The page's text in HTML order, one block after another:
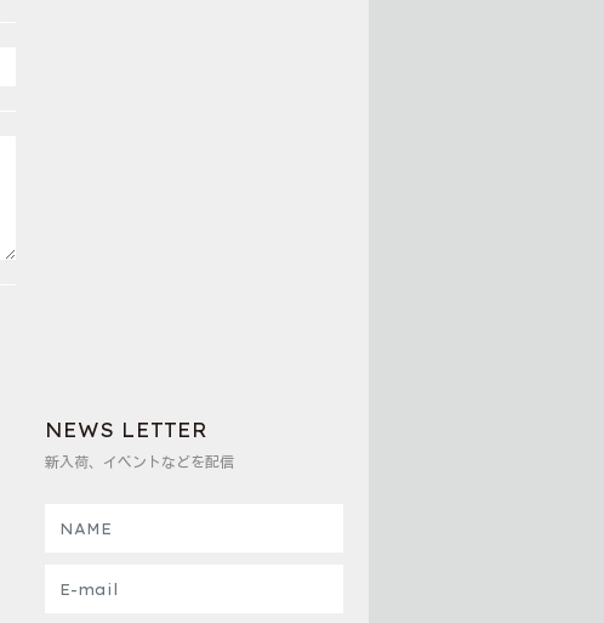
NEWS LETTER
新入荷、イベントなどを配信